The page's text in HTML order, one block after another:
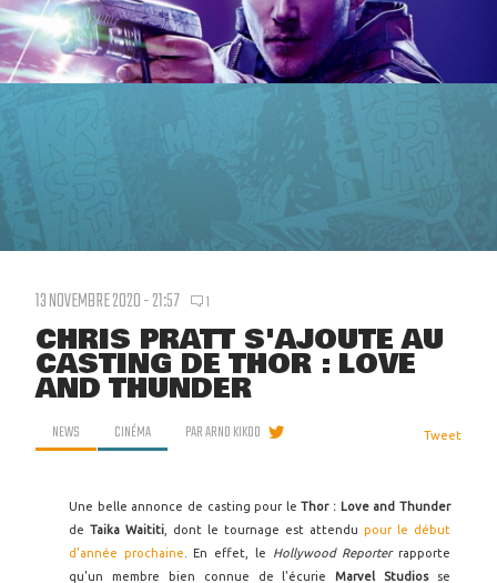
13 NOVEMBRE 2020 - 21:57 1
CHRIS PRATT S'AJOUTE AU
CASTING DE THOR : LOVE
AND THUNDER
NEWS CINÉMA PARARNO KIKOO Tweet
Une belle annonce de casting pour leThor : Love and Thunder
de Taika Waititi , dont le tournage est attendu pour le début
d'année prochaine . En effet, le Hollywood Reporterrapporte
qu'un membre bien connue de l'écurieMarvel Studios se